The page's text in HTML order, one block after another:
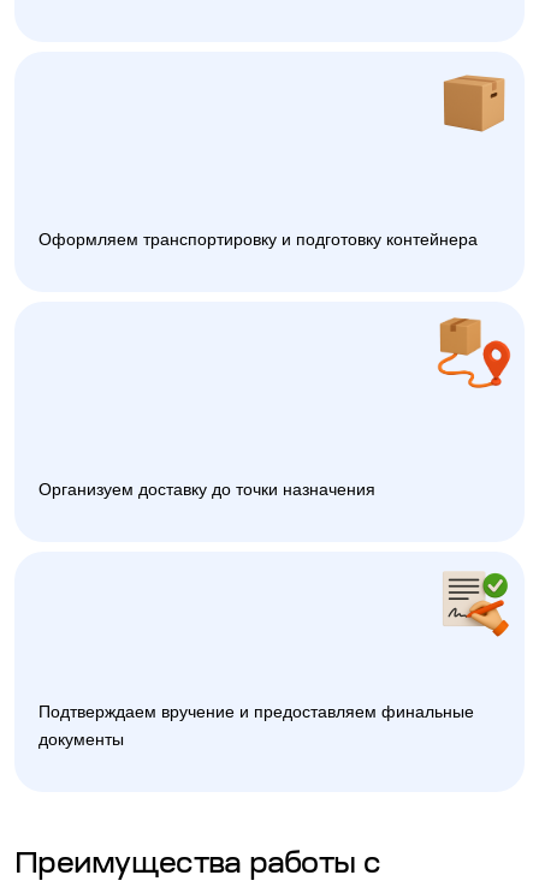
Оформляем транспортировку и подготовку контейнера
Организуем доставку до точки назначения
Подтверждаем вручение и предоставляем финальные
документы
Преимущества работы с